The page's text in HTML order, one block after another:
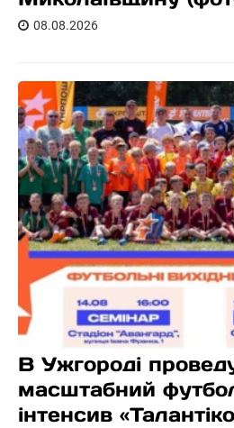
08.08.2026
В Ужгороді
масштабний
інтенсив